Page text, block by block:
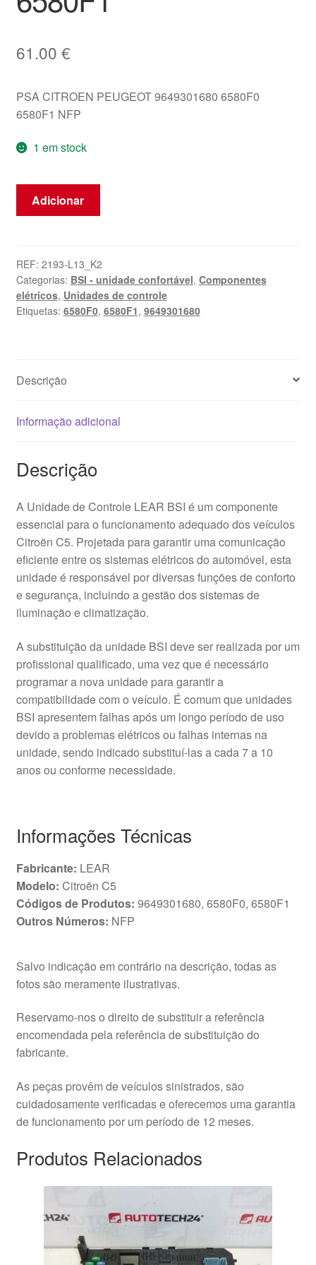
61.00 €
PSA CITROEN PEUGEOT 9649301680 6580F0
6580F1 NFP
1 em stock
Quantidade
BSI
Citroën
C5
9649301680
Adicionar
REF: 2193-L13_K2
Categorias: BSI - unidade confortável, Componentes
elétricos, Unidades de controle
Etiquetas: 6580F0, 6580F1, 9649301680
Descrição
Informação adicional
Descrição
A Unidade de Controle LEAR BSI é um componente
essencial para o funcionamento adequado dos veículos
Citroën C5. Projetada para garantir uma comunicação
eficiente entre os sistemas elétricos do automóvel, esta
unidade é responsável por diversas funções de conforto
e segurança, incluindo a gestão dos sistemas de
iluminação e climatização.
A substituição da unidade BSI deve ser realizada por um
profissional qualificado, uma vez que é necessário
programar a nova unidade para garantir a
compatibilidade com o veículo. É comum que unidades
BSI apresentem falhas após um longo período de uso
devido a problemas elétricos ou falhas internas na
unidade, sendo indicado substituí-las a cada 7 a 10
anos ou conforme necessidade.
Informações Técnicas
Fabricante: LEAR
Modelo: Citroën C5
Códigos de Produtos: 9649301680, 6580F0, 6580F1
Outros Números: NFP
Salvo indicação em contrário na descrição, todas as
fotos são meramente ilustrativas.
Reservamo-nos o direito de substituir a referência
encomendada pela referência de substituição do
fabricante.
As peças provêm de veículos sinistrados, são
cuidadosamente verificadas e oferecemos uma garantia
de funcionamento por um período de 12 meses.
Produtos Relacionados